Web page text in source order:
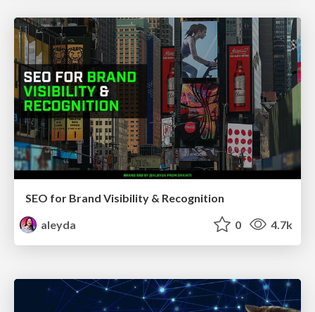
SEO for Brand Visibility & Recognition
aleyda
0 4.7k